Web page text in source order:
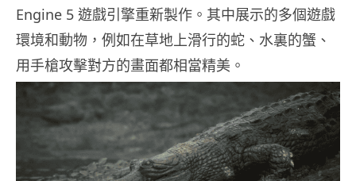
Engine 5 遊戲引擎重新製作。其中展示的多個遊戲
環境和動物，例如在草地上滑行的蛇、水裏的蟹、
用手槍攻擊對方的畫面都相當精美。